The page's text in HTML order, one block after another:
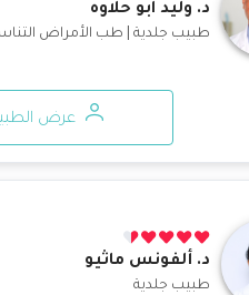
د. وليد ابو حلاوه
طبيب جلدية طب الأمراض
عرض
د. ألفونس ماثيو
طبيب جلدية